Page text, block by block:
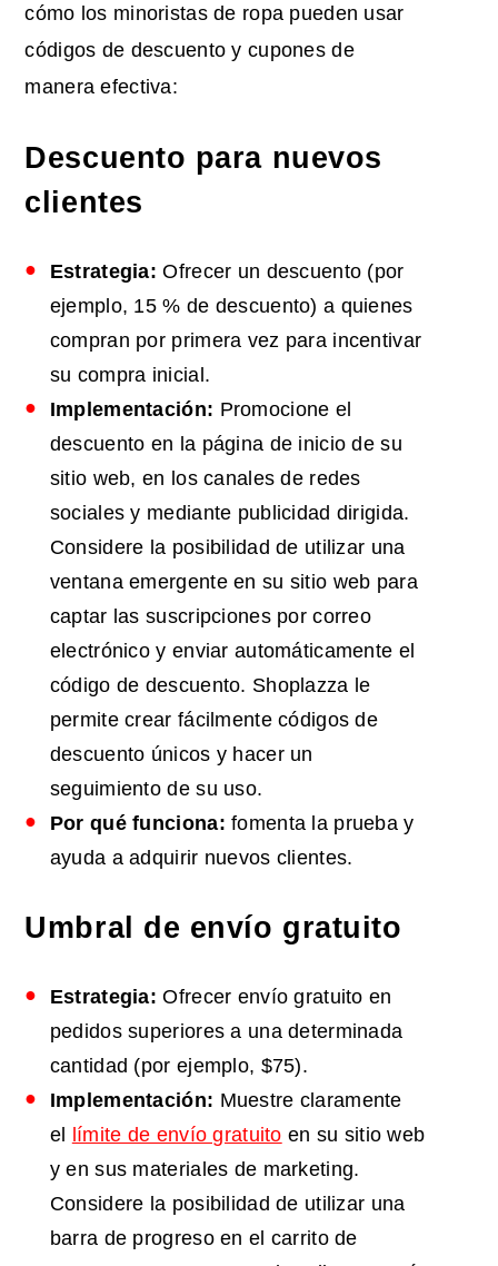
cómo los minoristas de ropa pueden usar
códigos de descuento y cupones de
manera efectiva:
Descuento para nuevos
clientes
Estrategia: Ofrecer un descuento (por
ejemplo, 15 % de descuento) a quienes
compran por primera vez para incentivar
su compra inicial.
Implementación: Promocione el
descuento en la página de inicio de su
sitio web, en los canales de redes
sociales y mediante publicidad dirigida.
Considere la posibilidad de utilizar una
ventana emergente en su sitio web para
captar las suscripciones por correo
electrónico y enviar automáticamente el
código de descuento. Shoplazza le
permite crear fácilmente códigos de
descuento únicos y hacer un
seguimiento de su uso.
Por qué funciona: fomenta la prueba y
ayuda a adquirir nuevos clientes.
Umbral de envío gratuito
Estrategia: Ofrecer envío gratuito en
pedidos superiores a una determinada
cantidad (por ejemplo, $75).
Implementación: Muestre claramente
el límite de envío gratuito en su sitio web
y en sus materiales de marketing.
Considere la posibilidad de utilizar una
barra de progreso en el carrito de